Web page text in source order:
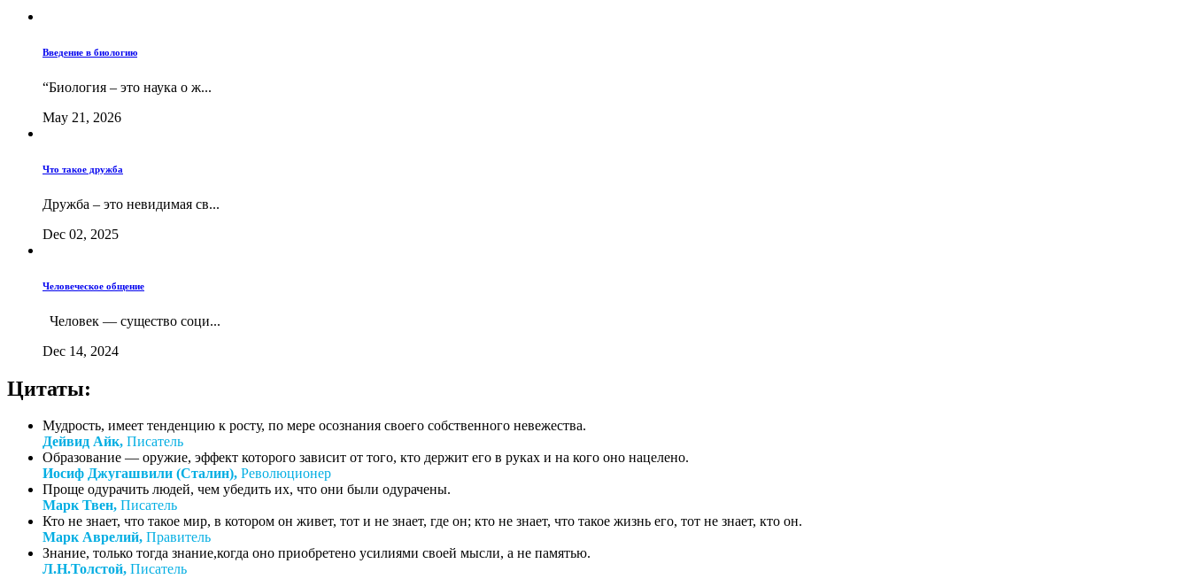
Введение в биологию
“Биология – это наука о ж...
May 21, 2026
Что такое дружба
Дружба – это невидимая св...
Dec 02, 2025
Человеческое общение
Человек — существо соци...
Dec 14, 2024
Цитаты:
Мудрость, имеет тенденцию к росту, по мере осознания своего собственного невежества.
Дейвид Айк, Писатель
Образование — оружие, эффект которого зависит от того, кто держит его в руках и на кого оно нацелено.
Иосиф Джугашвили (Сталин), Революционер
Проще одурачить людей, чем убедить их, что они были одурачены.
Марк Твен, Писатель
Кто не знает, что такое мир, в котором он живет, тот и не знает, где он; кто не знает, что такое жизнь его, тот не знает, кто он.
Марк Аврелий, Правитель
Знание, только тогда знание,когда оно приобретено усилиями своей мысли, а не памятью.
Л.Н.Толстой, Писатель